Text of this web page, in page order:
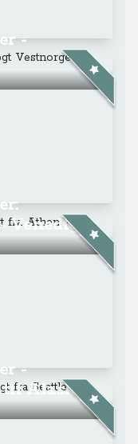
-
Venedig
-
Alaska